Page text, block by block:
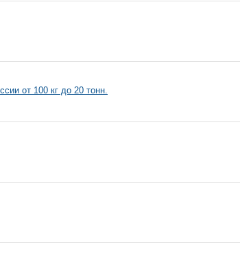
от 100 кг до 20 тонн.